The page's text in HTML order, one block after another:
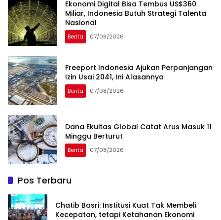
Ekonomi Digital Bisa Tembus US$360
Miliar, Indonesia Butuh Strategi Talenta
Nasional
Berita 07/08/2026
Freeport Indonesia Ajukan Perpanjangan
Izin Usai 2041, Ini Alasannya
Berita 07/08/2026
Dana Ekuitas Global Catat Arus Masuk 11
Minggu Berturut
Berita 07/08/2026
Pos Terbaru
Chatib Basri: Institusi Kuat Tak Membeli
Kecepatan, tetapi Ketahanan Ekonomi